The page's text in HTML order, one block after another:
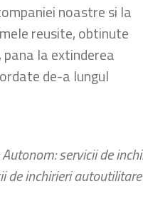
noastre si la
reusite, obtinute
la extinderea
de-a lungul
servicii de
de inchirieri